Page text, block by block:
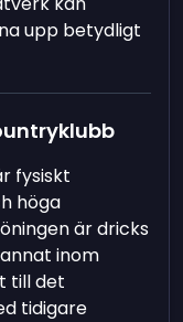
upp betydligt
fysiskt
höga
är dricks
inom
till det
tidigare